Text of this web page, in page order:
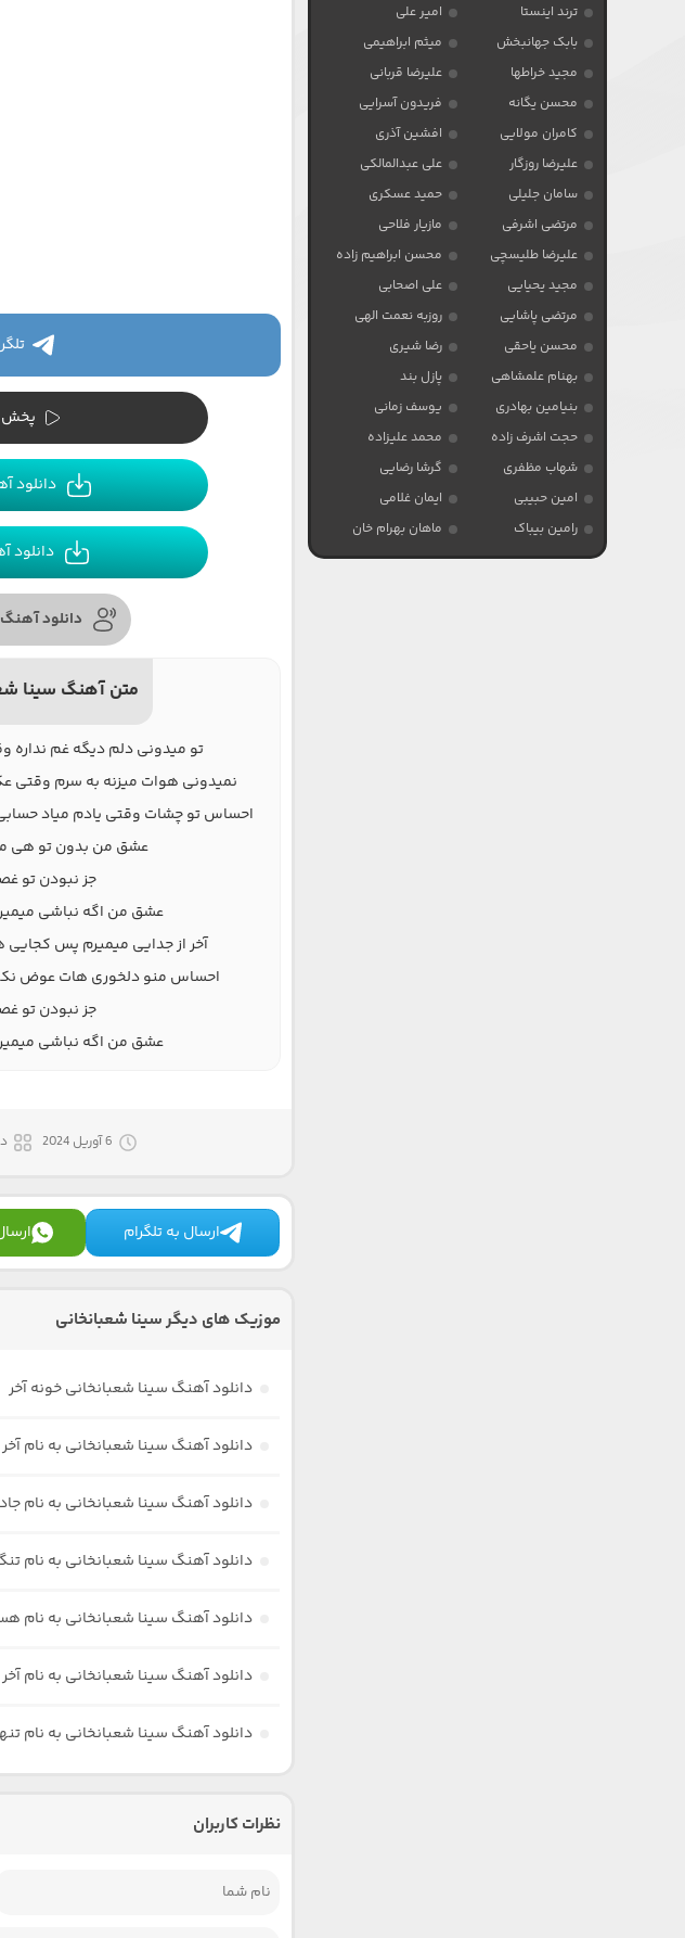
پخش
دانلود
دانلود
دانلود
متن آهنگ سینا
تو میدونی دلم دیگه غم نداره
نمیدونی هوات میزنه به سرم وقتی
احساس تو چشات وقتی یادم میاد
عشق من بدون تو هی
جز نبودن تو
عشق من اگه نباشی
آخر از جدایی میمیرم پس
احساس منو دلخوری هات عوض
جز نبودن تو
عشق من اگه نباشی
6 آوریل 2024
ارسال به تلگرام
موزیک های دیگر سینا شعبانخانی
دانلود آهنگ سینا شعبانخانی خونه آخر
دانلود آهنگ سینا شعبانخانی به نام
دانلود آهنگ سینا شعبانخانی به نام
دانلود آهنگ سینا شعبانخانی به نام
دانلود آهنگ سینا شعبانخانی به نام
دانلود آهنگ سینا شعبانخانی به نام
دانلود آهنگ سینا شعبانخانی به نام
نظرات کاربران
ترند اینستا
امیر علی
بابک جهانبخش
میثم ابراهیمی
مجید خراطها
علیرضا قربانی
محسن یگانه
فریدون آسرایی
کامران مولایی
افشین آذری
علیرضا روزگار
علی عبدالمالکی
سامان جلیلی
حمید عسکری
مرتضی اشرفی
مازیار فلاحی
علیرضا طلیسچی
محسن ابراهیم زاده
مجید یحیایی
علی اصحابی
مرتضی پاشایی
روزبه نعمت الهی
محسن یاحقی
رضا شیری
بهنام علمشاهی
پازل بند
بنیامین بهادری
یوسف زمانی
حجت اشرف زاده
محمد علیزاده
شهاب مظفری
گرشا رضایی
امین حبیبی
ایمان غلامی
رامین بیباک
ماهان بهرام خان